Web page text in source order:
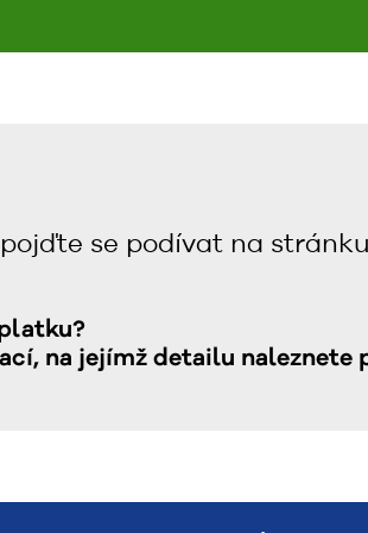
se podívat na stránku
na jejímž detailu naleznete